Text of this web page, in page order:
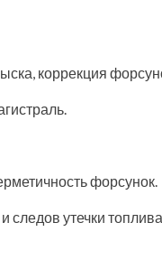
коррекция
форсунок.
следов утечки